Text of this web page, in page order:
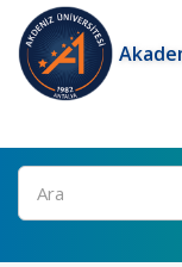
Ara